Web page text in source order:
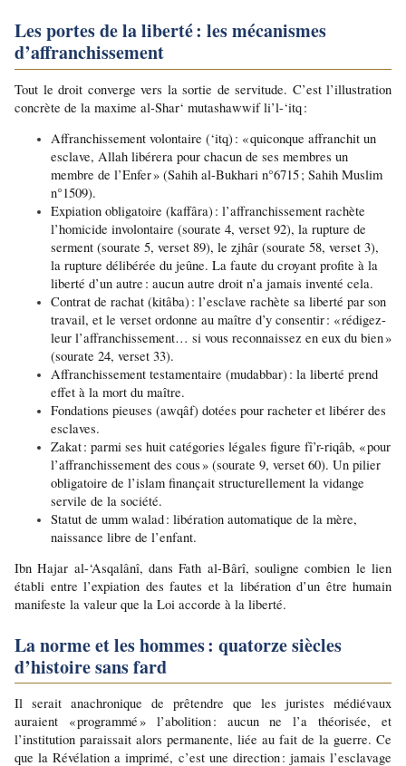
Les portes de la liberté : les mécanismes
d’affranchissement
Tout le droit converge vers la sortie de servitude. C’est l’illustration
concrète de la maxime al-Shar‘ mutashawwif li’l-‘itq :
Affranchissement volontaire (‘itq) : « quiconque affranchit un
esclave, Allah libérera pour chacun de ses membres un
membre de l’Enfer » (Sahih al-Bukhari n°6715 ; Sahih Muslim
n°1509).
Expiation obligatoire (kaffâra) : l’affranchissement rachète
l’homicide involontaire (sourate 4, verset 92), la rupture de
serment (sourate 5, verset 89), le z̧ihâr (sourate 58, verset 3),
la rupture délibérée du jeûne. La faute du croyant profite à la
liberté d’un autre : aucun autre droit n’a jamais inventé cela.
Contrat de rachat (kitâba) : l’esclave rachète sa liberté par son
travail, et le verset ordonne au maître d’y consentir : « rédigez-
leur l’affranchissement… si vous reconnaissez en eux du bien »
(sourate 24, verset 33).
Affranchissement testamentaire (mudabbar) : la liberté prend
effet à la mort du maître.
Fondations pieuses (awqâf) dotées pour racheter et libérer des
esclaves.
Zakat : parmi ses huit catégories légales figure fî’r-riqâb, « pour
l’affranchissement des cous » (sourate 9, verset 60). Un pilier
obligatoire de l’islam finançait structurellement la vidange
servile de la société.
Statut de umm walad : libération automatique de la mère,
naissance libre de l’enfant.
Ibn Hajar al-‘Asqalânî, dans Fath al-Bârî, souligne combien le lien
établi entre l’expiation des fautes et la libération d’un être humain
manifeste la valeur que la Loi accorde à la liberté.
La norme et les hommes : quatorze siècles
d’histoire sans fard
Il serait anachronique de prêtendre que les juristes médiévaux
auraient « programmé » l’abolition : aucun ne l’a théorisée, et
l’institution paraissait alors permanente, liée au fait de la guerre. Ce
que la Révélation a imprimé, c’est une direction : jamais l’esclavage